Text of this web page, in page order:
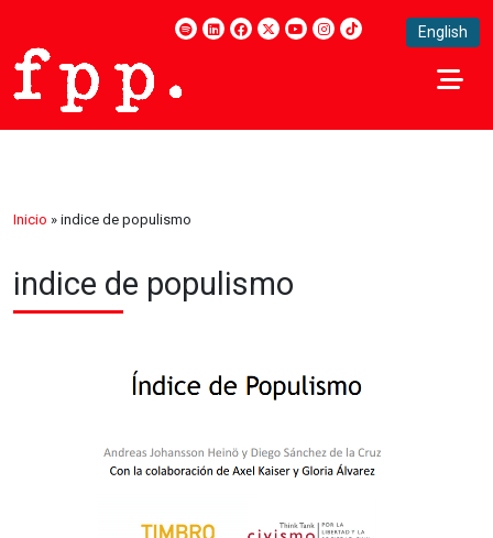
English
Inicio » indice de populismo
indice de populismo